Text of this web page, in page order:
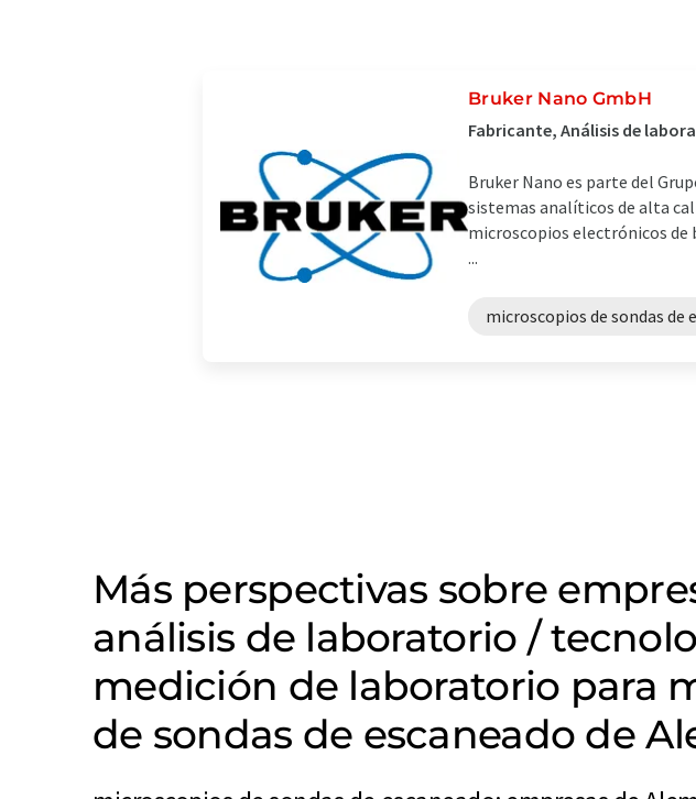
Bruker Nano GmbH
Fabricante, Análisis de
Bruker Nano es parte del
sistemas analíticos de alta
microscopios electrónicos de
...
microscopios de sondas de
Más perspectivas sobre
análisis de laboratorio /
medición de laboratorio para
de sondas de escaneado de